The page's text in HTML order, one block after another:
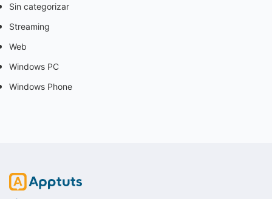
Sin categorizar
Streaming
Web
Windows PC
Windows Phone